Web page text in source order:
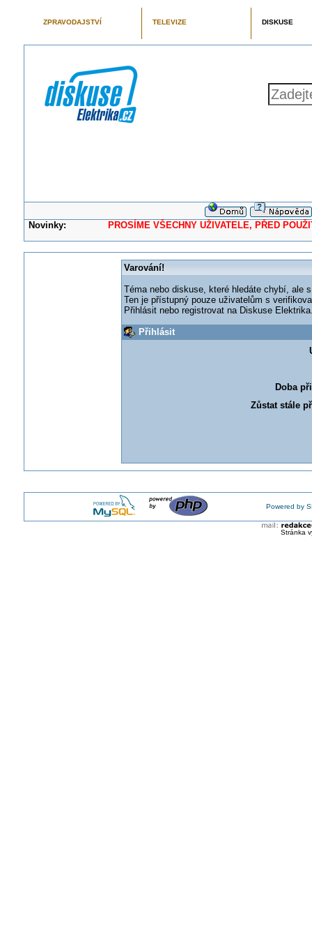
ZPRAVODAJSTVÍ TELEVIZE DISKUSE
Novinky: PROSÍME VŠECHNY UŽIVATELE, PŘED
Varování!
Téma nebo diskuse, které hledáte chybí, ale
Ten je přístupný pouze uživatelům s
Přihlásit nebo registrovat na Diskuse
Přihlásit
Doba
Zůstat stále
Powered by
Stránka